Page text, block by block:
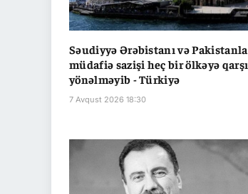
Səudiyyə Ərəbistanı və Pakistanla
müdafiə sazişi heç bir ölkəyə qarşı
yönəlməyib - Türkiyə
7 Avqust 2026 18:30